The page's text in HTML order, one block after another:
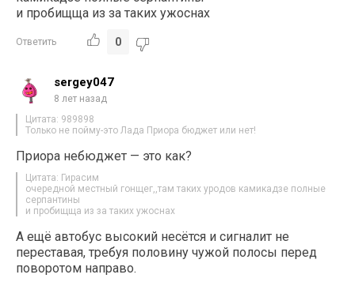
и пробищща из за таких ужоснaх
Ответить 0
sergey047
8 лет назад
Цитата: 989898
Только не пойму-это Лада Приора бюджет или нет!
Приора небюджет — это как?
Цитата: Гирасим
очередной местный гонщег,,там таких уродов камикадзе полные
серпантины
и пробищща из за таких ужоснaх
А ещё автобус высокий несётся и сигналит не
переставая, требуя половину чужой полосы перед
поворотом направо.